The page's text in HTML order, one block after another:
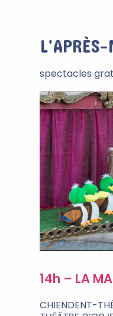
spectacles
14h – LA
CHIENDENT-